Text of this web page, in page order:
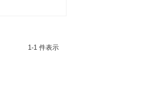
1-1 件表示